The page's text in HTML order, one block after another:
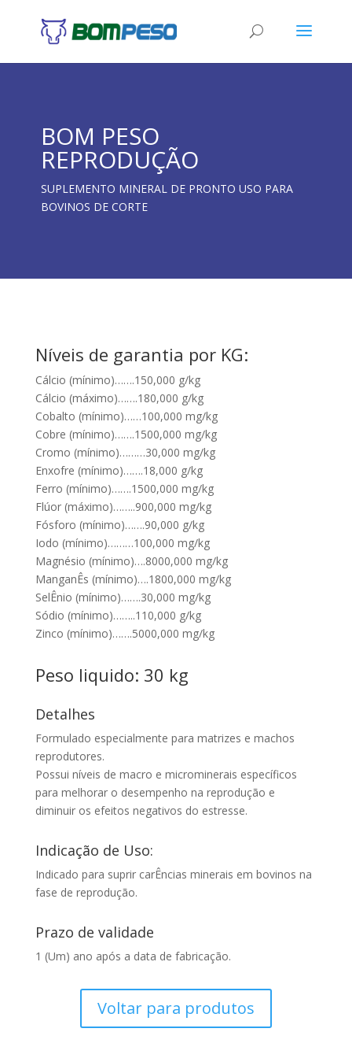
BOM PESO
REPRODUÇÃO
SUPLEMENTO MINERAL DE PRONTO USO PARA
BOVINOS DE CORTE
Níveis de garantia por KG:
Cálcio (mínimo)…….150,000 g/kg
Cálcio (máximo)…….180,000 g/kg
Cobalto (mínimo)……100,000 mg/kg
Cobre (mínimo)…….1500,000 mg/kg
Cromo (mínimo)………30,000 mg/kg
Enxofre (mínimo)…….18,000 g/kg
Ferro (mínimo)…….1500,000 mg/kg
Flúor (máximo)……..900,000 mg/kg
Fósforo (mínimo)…….90,000 g/kg
Iodo (mínimo)………100,000 mg/kg
Magnésio (mínimo)….8000,000 mg/kg
ManganÊs (mínimo)….1800,000 mg/kg
SelÊnio (mínimo)…….30,000 mg/kg
Sódio (mínimo)……..110,000 g/kg
Zinco (mínimo)…….5000,000 mg/kg
Peso liquido: 30 kg
Detalhes
Formulado especialmente para matrizes e machos
reprodutores.
Possui níveis de macro e microminerais específicos
para melhorar o desempenho na reprodução e
diminuir os efeitos negativos do estresse.
Indicação de Uso:
Indicado para suprir carÊncias minerais em bovinos na
fase de reprodução.
Prazo de validade
1 (Um) ano após a data de fabricação.
Voltar para produtos